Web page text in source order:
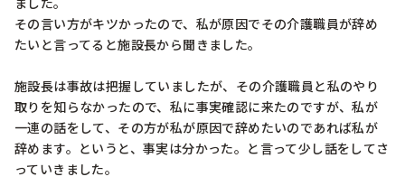
その言い方がキツかったので、私が原因でその介護職員が辞め
たいと言ってると施設長から聞きました。
施設長は事故は把握していましたが、その介護職員と私のやり
取りを知らなかったので、私に事実確認に来たのですが、私が
一連の話をして、その方が私が原因で辞めたいのであれば私が
辞めます。というと、事実は分かった。と言って少し話をしてさ
っていきました。